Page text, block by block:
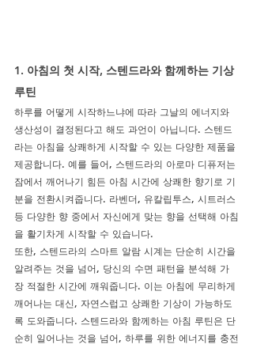
1. 아침의 첫 시작, 스텐드라와 함께하는 기상
루틴
하루를 어떻게 시작하느냐에 따라 그날의 에너지와
생산성이 결정된다고 해도 과언이 아닙니다. 스텐드
라는 아침을 상쾌하게 시작할 수 있는 다양한 제품을
제공합니다. 예를 들어, 스텐드라의 아로마 디퓨저는
잠에서 깨어나기 힘든 아침 시간에 상쾌한 향기로 기
분을 전환시켜줍니다. 라벤더, 유칼립투스, 시트러스
등 다양한 향 중에서 자신에게 맞는 향을 선택해 아침
을 활기차게 시작할 수 있습니다.
또한, 스텐드라의 스마트 알람 시계는 단순히 시간을
알려주는 것을 넘어, 당신의 수면 패턴을 분석해 가
장 적절한 시간에 깨워줍니다. 이는 아침에 무리하게
깨어나는 대신, 자연스럽고 상쾌한 기상이 가능하도
록 도와줍니다. 스텐드라와 함께하는 아침 루틴은 단
순히 일어나는 것을 넘어, 하루를 위한 에너지를 충전